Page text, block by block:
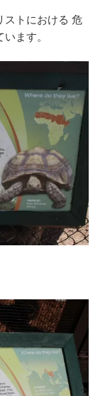
ストにおける 危
ます。